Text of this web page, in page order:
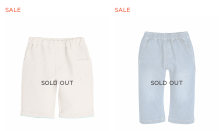
SOLD OUT
SALE
SOLD OUT
SALE